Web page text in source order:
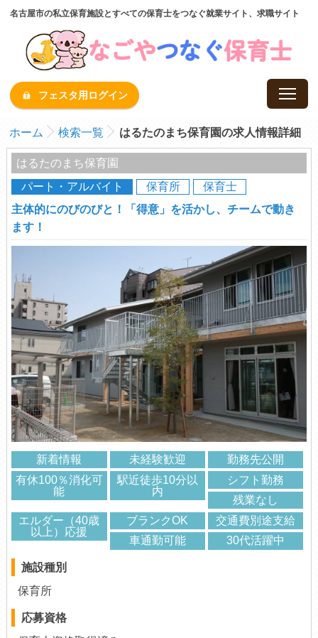
名古屋市の私立保育施設とすべての保育士をつなぐ就業サイト、求職サイト
フェスタ用ログイン
ホーム 検索一覧 はるたのまち保育園の求人情報詳細
はるたのまち保育園
パート・アルバイト
保育所
保育士
主体的にのびのびと！「得意」を活かし、チームで動き
ます！
新着情報 未経験歓迎
勤務先公開
有休100％消化可
能
駅近徒歩10分以
内
シフト勤務
残業なし
エルダー（40歳
以上）応援
ブランクOK
交通費別途支給
車通勤可能
30代活躍中
施設種別
保育所
応募資格